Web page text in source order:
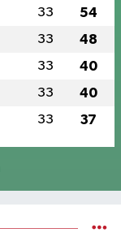
33 54
33 48
33 40
33 40
33 37